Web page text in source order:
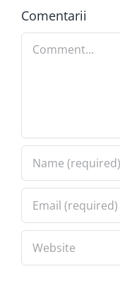
Comentarii
Comment